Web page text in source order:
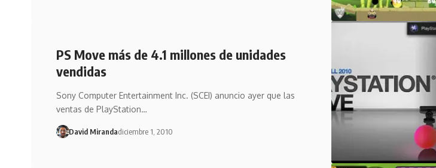
PS Move más de 4.1 millones de unidades
vendidas
Sony Computer Entertainment Inc. (SCEI) anuncio ayer que las
ventas de PlayStation…
David Mirandadiciembre 1, 2010